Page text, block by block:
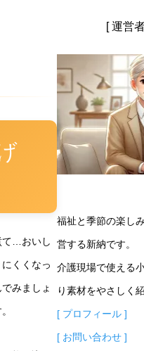
て…おいし
くくなっ
みましょ
[ 運営
福祉と季節の楽し
営する新納です。
介護現場で使える
り素材をやさしく
[ プロフィール ]
[ お問い合わせ ]